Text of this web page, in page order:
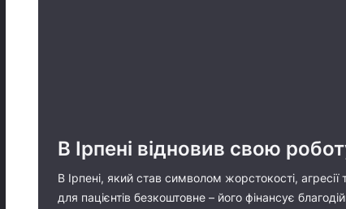
В Ірпені відновив свою
В Ірпені, який став символом жорстокості, агресії
для пацієнтів безкоштовне – його фінансує